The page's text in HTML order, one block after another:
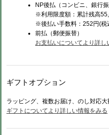
NP後払（コンビニ、銀行振
※利用限度額：累計残高
※後払い手数料：252円(税
前払（郵便振替）
お支払いについてより詳し
ギフトオプション
ラッピング、複数お届け、のし対応大
ギフトについてより詳しい情報をみる